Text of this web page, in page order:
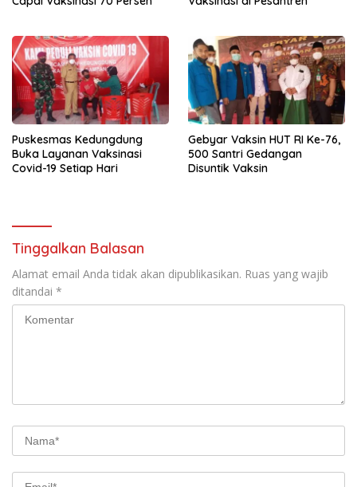
Puskesmas Kedungdung
Buka Layanan Vaksinasi
Covid-19 Setiap Hari
Gebyar Vaksin HUT RI Ke-76,
500 Santri Gedangan
Disuntik Vaksin
Tinggalkan Balasan
Alamat email Anda tidak akan dipublikasikan. Ruas yang wajib
ditandai *